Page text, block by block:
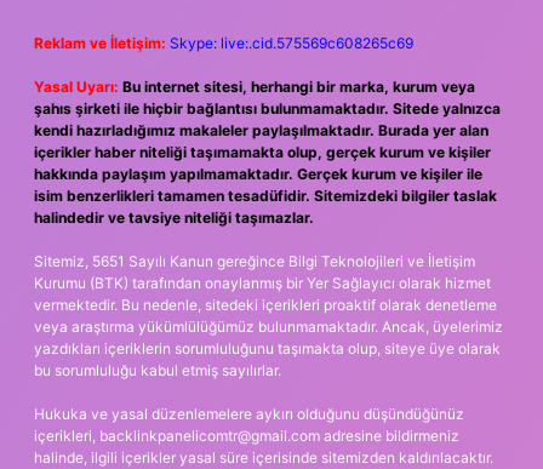
Reklam ve İletişim: Skype: live:.cid.575569c608265c69
Yasal Uyarı: Bu internet sitesi, herhangi bir marka, kurum veya
şahıs şirketi ile hiçbir bağlantısı bulunmamaktadır. Sitede yalnızca
kendi hazırladığımız makaleler paylaşılmaktadır. Burada yer alan
içerikler haber niteliği taşımamakta olup, gerçek kurum ve kişiler
hakkında paylaşım yapılmamaktadır. Gerçek kurum ve kişiler ile
isim benzerlikleri tamamen tesadüfidir. Sitemizdeki bilgiler taslak
halindedir ve tavsiye niteliği taşımazlar.
Sitemiz, 5651 Sayılı Kanun gereğince Bilgi Teknolojileri ve İletişim
Kurumu (BTK) tarafından onaylanmış bir Yer Sağlayıcı olarak hizmet
vermektedir. Bu nedenle, sitedeki içerikleri proaktif olarak denetleme
veya araştırma yükümlülüğümüz bulunmamaktadır. Ancak, üyelerimiz
yazdıkları içeriklerin sorumluluğunu taşımakta olup, siteye üye olarak
bu sorumluluğu kabul etmiş sayılırlar.
Hukuka ve yasal düzenlemelere aykırı olduğunu düşündüğünüz
içerikleri, backlinkpanelicomtr@gmail.com adresine bildirmeniz
halinde, ilgili içerikler yasal süre içerisinde sitemizden kaldırılacaktır.